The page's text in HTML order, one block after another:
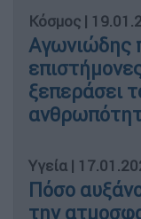
Κόσμος |
Αγωνιώδης
ξεπεράσει
Υγεία |
Πόσο
την